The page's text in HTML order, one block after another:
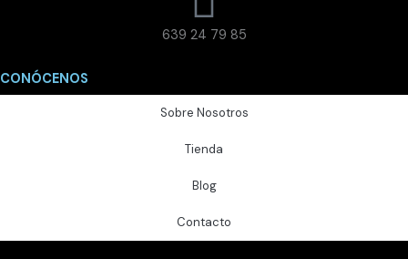
639 24 79 85
CONÓCENOS
Sobre Nosotros
Tienda
Blog
Contacto